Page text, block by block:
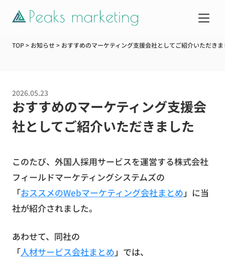
制作実績
企業情報
お知らせ
Web活用ガイド
TOP> お知らせ > おすすめのマーケティング支援会社としてご紹介いただき
2026.05.23
おすすめのマーケティング支援会
社としてご紹介いただきました
このたび、外国人採用サービスを運営する株式会社
フィールドマーケティングシステムズの
「おススメのWebマーケティング会社まとめ 」に当
社が紹介されました。
あわせて、同社の
「人材サービス会社まとめ 」では、